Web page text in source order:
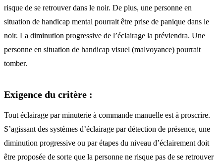
risque de se retrouver dans le noir. De plus, une personne en
situation de handicap mental pourrait être prise de panique dans le
noir. La diminution progressive de l’éclairage la préviendra. Une
personne en situation de handicap visuel (malvoyance) pourrait
tomber.
Exigence du critère :
Tout éclairage par minuterie à commande manuelle est à proscrire.
S’agissant des systèmes d’éclairage par détection de présence, une
diminution progressive ou par étapes du niveau d’éclairement doit
être proposée de sorte que la personne ne risque pas de se retrouver